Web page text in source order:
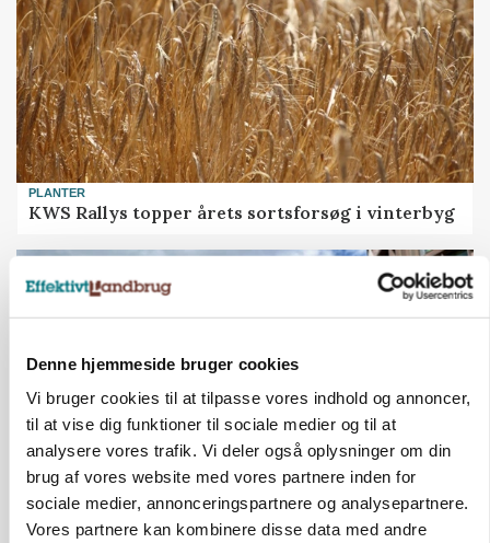
Denne hjemmeside bruger cookies
Vi bruger cookies til at tilpasse vores indhold og annoncer,
til at vise dig funktioner til sociale medier og til at
analysere vores trafik. Vi deler også oplysninger om din
brug af vores website med vores partnere inden for
sociale medier, annonceringspartnere og analysepartnere.
Vores partnere kan kombinere disse data med andre
PLANTER
KWS Rallys topper årets sortsforsøg i vinterbyg
Fjerkræbranchen: - Vi forlanger ens